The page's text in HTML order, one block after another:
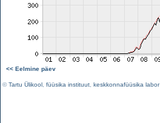
<< Eelmine päev
©Tartu Ülikool füüsika instituut keskkonnafüüsika labor